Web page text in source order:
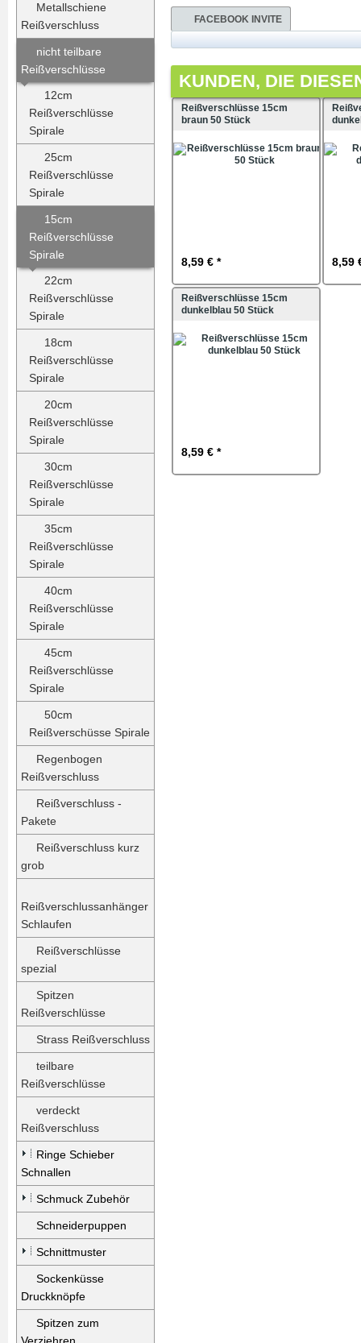
Metallschiene
Reißverschluss
nicht teilbare
Reißverschlüsse
12cm
Reißverschlüsse
Spirale
25cm
Reißverschlüsse
Spirale
15cm
Reißverschlüsse
Spirale
22cm
Reißverschlüsse
Spirale
18cm
Reißverschlüsse
Spirale
20cm
Reißverschlüsse
Spirale
30cm
Reißverschlüsse
Spirale
35cm
Reißverschlüsse
Spirale
40cm
Reißverschlüsse
Spirale
45cm
Reißverschlüsse
Spirale
50cm
Reißverschüsse Spirale
Regenbogen
Reißverschluss
Reißverschluss -
Pakete
Reißverschluss kurz
grob
Reißverschlussanhänger
Schlaufen
Reißverschlüsse
spezial
Spitzen
Reißverschlüsse
Strass Reißverschluss
teilbare
Reißverschlüsse
verdeckt
Reißverschluss
Ringe Schieber
Schnallen
Schmuck Zubehör
Schneiderpuppen
Schnittmuster
Sockenküsse
Druckknöpfe
Spitzen zum
FACEBOOK INVITE
KUNDEN, DIE
Reißverschlüsse 15cm
braun 50 Stück
8,59 € * 8,59
Reißverschlüsse 15cm
dunkelblau 50 Stück
8,59 € *